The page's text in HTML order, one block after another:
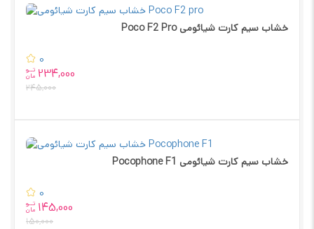
خشاب سیم کارت شیائومی Poco F2 Pro
0
تــو
مان 234,000
245,000
خشاب سیم کارت شیائومی Pocophone F1
0
تــو
مان 145,000
150,000